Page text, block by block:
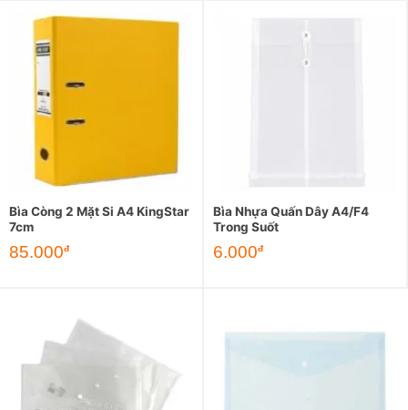
Bìa Còng 2 Mặt Si A4 KingStar
7cm
85.000đ
Bìa Nhựa Quấn Dây A4/F4
Trong Suốt
6.000đ